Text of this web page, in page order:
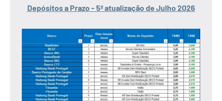
Depósitos a Prazo - 5ª atualização de Julho 2026